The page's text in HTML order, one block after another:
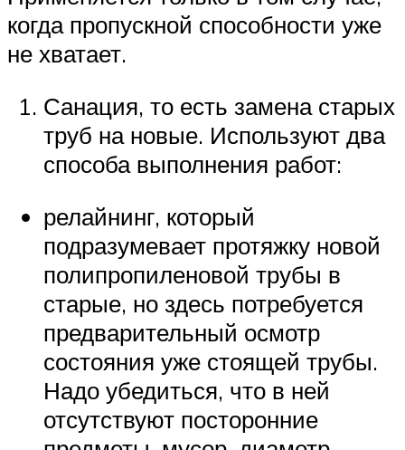
когда пропускной способности уже
не хватает.
Санация, то есть замена старых
труб на новые. Используют два
способа выполнения работ:
релайнинг, который
подразумевает протяжку новой
полипропиленовой трубы в
старые, но здесь потребуется
предварительный осмотр
состояния уже стоящей трубы.
Надо убедиться, что в ней
отсутствуют посторонние